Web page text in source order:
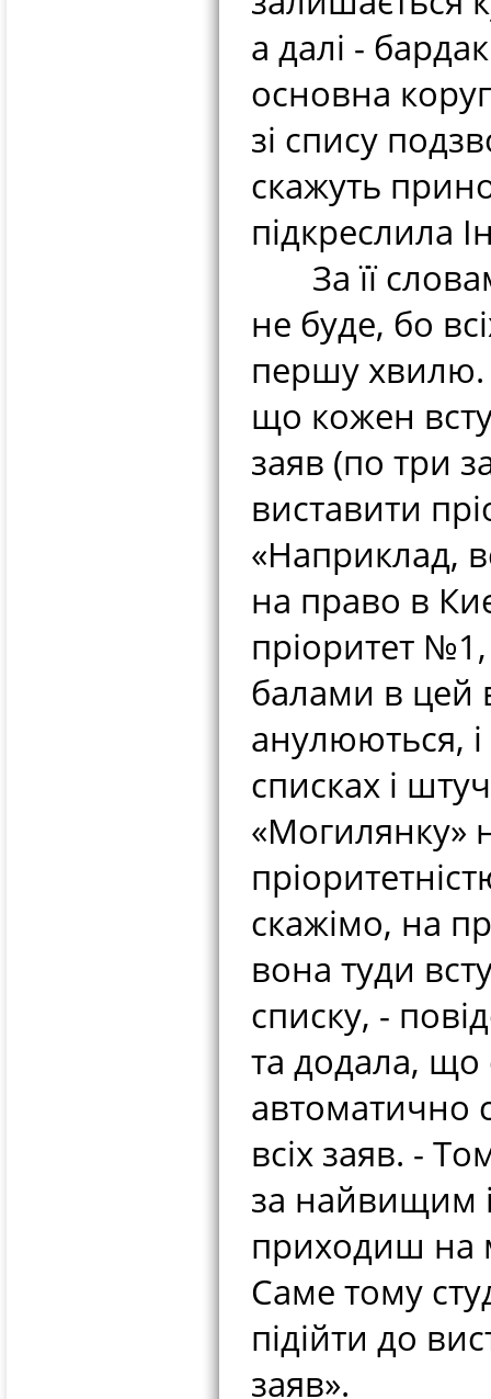
а далі -
основна
зі спису
скажуть
підкреслила
За її
не буде, бо
першу хвилю.
що кожен
заяв (по три
виставити
«Наприклад,
на право в
пріоритет
балами в цей
анулюються,
списках і
«Могилянку»
скажімо, на
вона туди
списку, -
та додала, що
автоматично
всіх заяв. -
за найвищим
приходиш на
Саме тому
підійти до
заяв».